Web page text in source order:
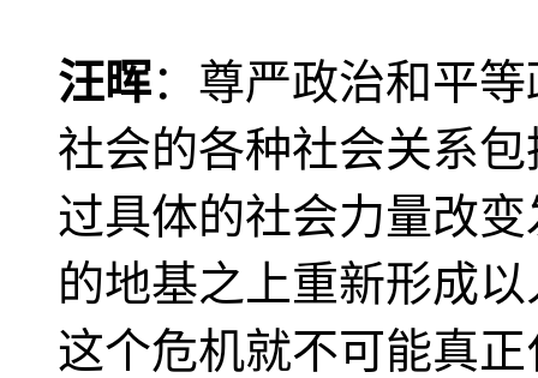
汪晖：尊严政治和平
社会的各种社会关系
过具体的社会力量改
的地基之上重新形成
这个危机就不可能真